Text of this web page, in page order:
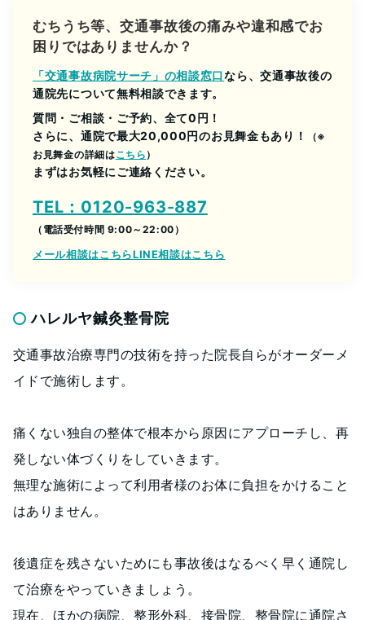
むちうち等、交通事故後の痛みや違和感でお
困りではありませんか？
「交通事故病院サーチ」の相談窓口なら、交通事故後の
通院先について無料相談できます。
質問・ご相談・ご予約、全て0円！
さらに、通院で最大20,000円のお見舞金もあり！
（※
お見舞金の詳細はこちら ）
まずはお気軽にご連絡ください。
TEL：0120-963-887
（電話受付時間 9:00～22:00）
メール相談はこちらLINE相談はこちら
ハレルヤ鍼灸整骨院
交通事故治療専門の技術を持った院長自らがオーダーメ
イドで施術します。
痛くない独自の整体で根本から原因にアプローチし、再
発しない体づくりをしていきます。
無理な施術によって利用者様のお体に負担をかけること
はありません。
後遺症を残さないためにも事故後はなるべく早く通院し
て治療をやっていきましょう。
現在、ほかの病院、整形外科、接骨院、整骨院に通院さ